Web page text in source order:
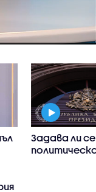
Задава ли се
политическа